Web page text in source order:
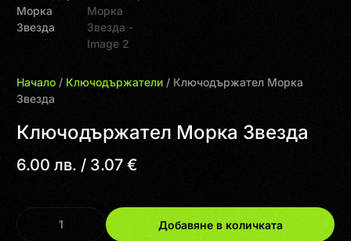
Начало / Ключодържатели / Ключодържател Морка
Звезда
Ключодържател Морка Звезда
6.00лв. / 3.07 €
Добавяне в количката